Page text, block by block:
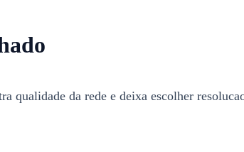
qualidade da rede e deixa escolher